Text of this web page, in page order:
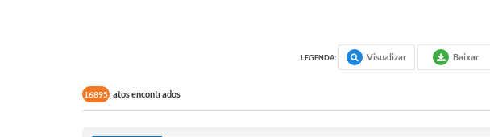
LEGENDA: Visualizar Baixar
16895 atos encontrados